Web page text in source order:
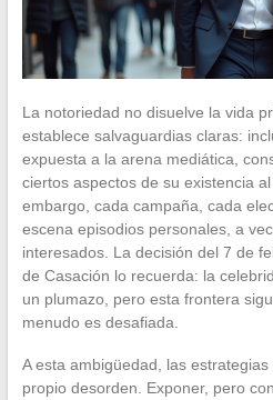
La notoriedad no disuelve la vida
establece salvaguardias claras:
expuesta a la arena mediática,
ciertos aspectos de su existencia
embargo, cada campaña, cada
escena episodios personales, a
interesados. La decisión del 7 de
de Casación lo recuerda: la
un plumazo, pero esta frontera
menudo es desafiada.
A esta ambigüedad, las
propio desorden. Exponer, pero